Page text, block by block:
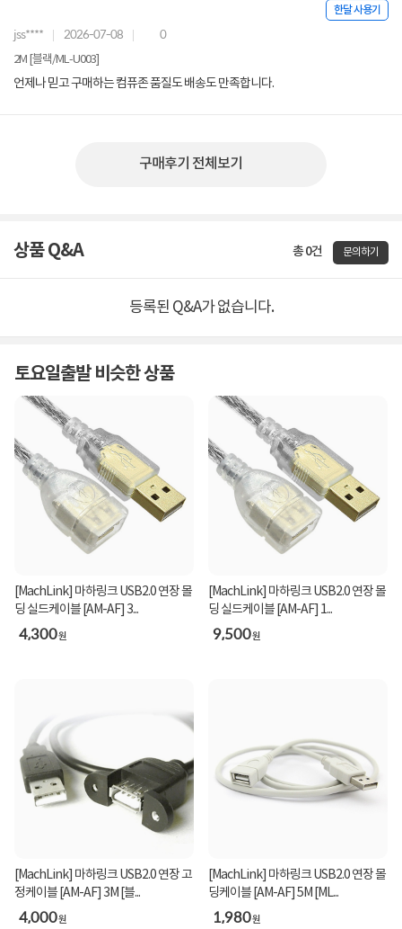
한달 사용기
jss**** 2026-07-08 0
2M [블랙/ML-U003]
언제나 믿고 구매하는 컴퓨존 품질도 배송도 만족합니다.
구매후기 전체보기
상품 Q&A 총 0건 문의하기
등록된 Q&A가 없습니다.
토요일출발 비슷한 상품
[MachLink] 마하링크 USB2.0 연장 몰
딩 실드케이블 [AM-AF] 3...
4,300원
[MachLink] 마하링크 USB2.0 연장 몰
딩 실드케이블 [AM-AF] 1...
9,500원
[MachLink] 마하링크 USB2.0 연장 고
정케이블 [AM-AF] 3M [블...
4,000원
[MachLink] 마하링크 USB2.0 연장 몰
딩케이블 [AM-AF] 5M [ML...
1,980원